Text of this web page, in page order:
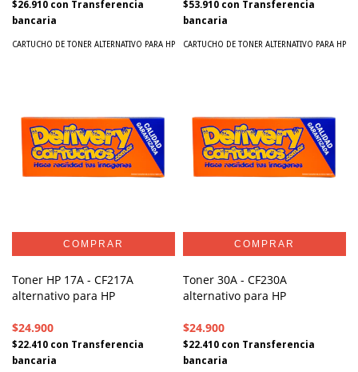
$26.910 con Transferencia
bancaria
CARTUCHO DE TONER ALTERNATIVO PARA HP
$53.910 con Transferencia
bancaria
CARTUCHO DE TONER ALTERNATIVO PARA HP
Toner HP 17A - CF217A
alternativo para HP
$24.900
$22.410 con Transferencia
bancaria
Toner 30A - CF230A
alternativo para HP
$24.900
$22.410 con Transferencia
bancaria